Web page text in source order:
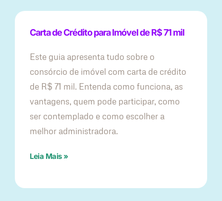
Carta de Crédito para Imóvel de R$ 71 mil
Este guia apresenta tudo sobre o
consórcio de imóvel com carta de crédito
de R$ 71 mil. Entenda como funciona, as
vantagens, quem pode participar, como
ser contemplado e como escolher a
melhor administradora.
Leia Mais »